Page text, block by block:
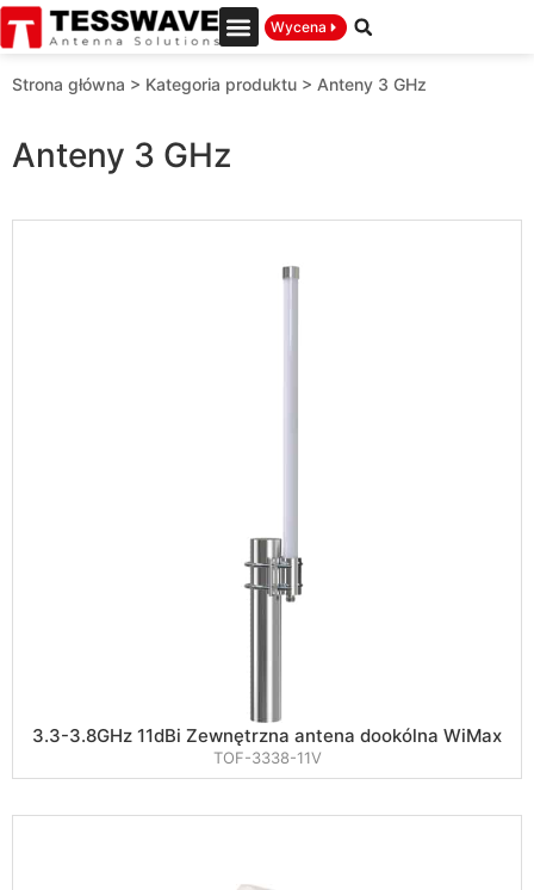
Wycena
Strona główna > Kategoria produktu > Anteny 3 GHz
Anteny 3 GHz
3.3-3.8GHz 11dBi Zewnętrzna antena dookólna WiMax
TOF-3338-11V